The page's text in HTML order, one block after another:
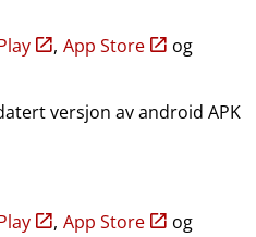
, App Store
og
versjon av android APK
, App Store
og